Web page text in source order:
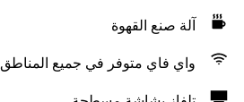
آلة صنع القهوة
واي فاي متوفر في جميع المناطق